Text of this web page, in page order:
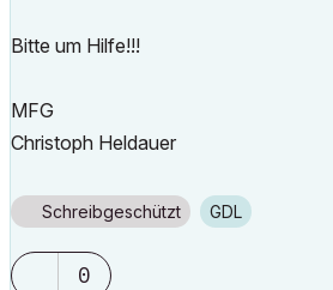
Bitte um Hilfe!!!
MFG
Christoph Heldauer
Schreibgeschützt GDL
0